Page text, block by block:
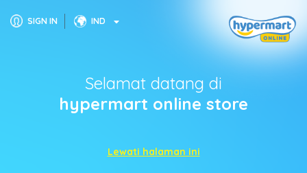
SIGN IN IND
Selamat datang di
hypermart online store
Lewati halaman ini